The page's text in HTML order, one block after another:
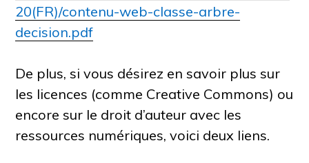
20(FR)/contenu-web-classe-arbre-
decision.pdf
De plus, si vous désirez en savoir plus sur
les licences (comme Creative Commons) ou
encore sur le droit d’auteur avec les
ressources numériques, voici deux liens.